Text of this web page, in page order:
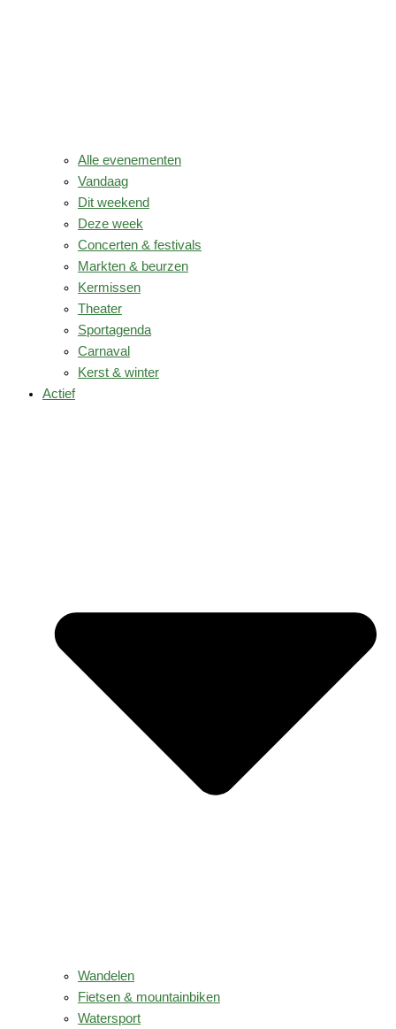
Alle evenementen
Vandaag
Dit weekend
Deze week
Concerten & festivals
Markten & beurzen
Kermissen
Theater
Sportagenda
Carnaval
Kerst & winter
Actief
Wandelen
Fietsen & mountainbiken
Watersport